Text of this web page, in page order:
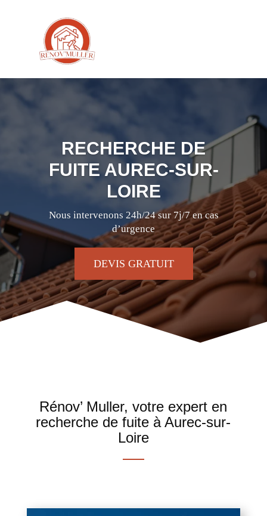
RECHERCHE DE
FUITE AUREC-SUR-
LOIRE
Nous intervenons 24h/24 sur 7j/7 en cas
d’urgence
DEVIS GRATUIT
Rénov’ Muller, votre expert en
recherche de fuite à Aurec-sur-
Loire